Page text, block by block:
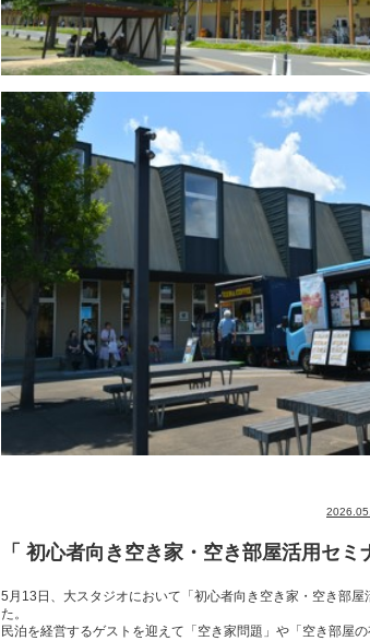
「 初心者向き空き家・空き部屋活用セミ
5月13日、大スタジオにおいて「初心者向き空き家・空き部屋
た。
民泊を経営するゲストを迎えて「空き家問題」や「空き部屋